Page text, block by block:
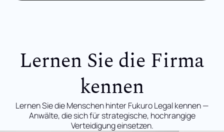
Lernen Sie die Firma
kennen
Lernen Sie die Menschen hinter Fukuro Legal kennen —
Anwälte, die sich für strategische, hochrangige
Verteidigung einsetzen.